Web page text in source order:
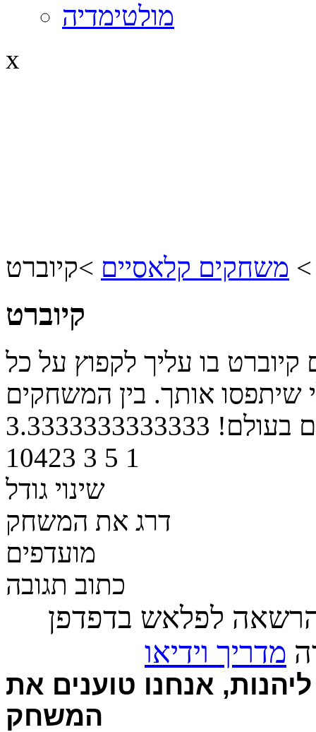
מולטימדיה
x
משחקים קלאסיים >קיוברט
קיוברט
קיוברט בו עליך לקפוץ על כל
שיתפסו אותך. בין המשחקים
בעולם! 3.3333333333333
10423 3 5 1
שינוי גודל
דרג את המשחק
מועדפים
כתוב תגובה
לפלאש בדפדפן
מדריך וידיאו
אנחנו טוענים את
המשחק